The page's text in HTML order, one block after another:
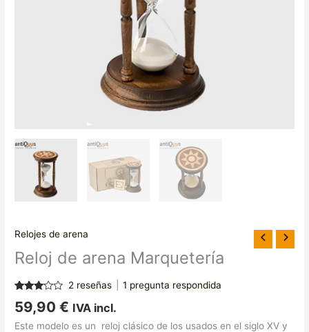
Relojes de arena
Reloj de arena Marquetería
con
de
5 en
2 reseñas 1 pregunta respondida
59,90€ IVA incl.
Este modelo es un reloj clásico de los usados en el siglo XV y